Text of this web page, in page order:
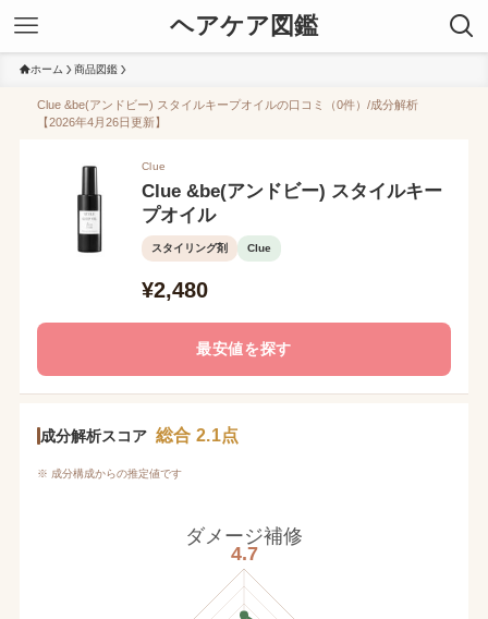
ヘアケア図鑑
ホーム 商品図鑑
Clue &be(アンドビー) スタイルキープオイルの口コミ（0件）/成分解析
【2026年4月26日更新】
Clue
Clue &be(アンドビー) スタイルキー
プオイル
スタイリング剤 Clue
¥2,480
最安値を探す
成分解析スコア 総合 2.1点
※ 成分構成からの推定値です
ダメージ補修
4.7